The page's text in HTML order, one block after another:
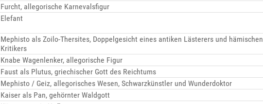
Furcht, allegorische Karnevalsfigur
Elefant
Mephisto als Zoilo-Thersites, Doppelgesicht eines antiken Lästerers und hämischen
Kritikers
Knabe Wagenlenker, allegorische Figur
Faust als Plutus, griechischer Gott des Reichtums
Mephisto / Geiz, allegorisches Wesen, Schwarzkünstler und Wunderdoktor
Kaiser als Pan, gehörnter Waldgott